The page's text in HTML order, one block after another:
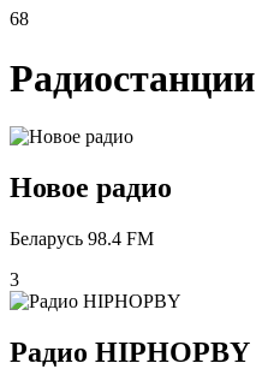
68
Радиостанции
Новое радио
Беларусь 98.4 FM
3
Радио HIPHOPBY